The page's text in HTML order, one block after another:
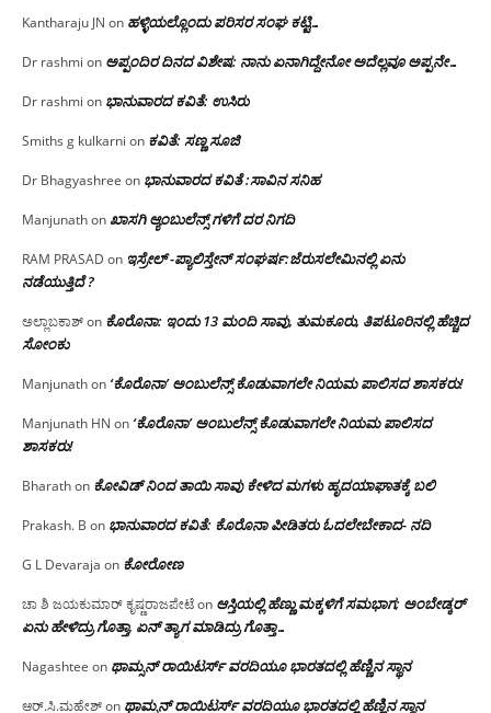
Kantharaju JN on ಹಳ್ಳಿಯಲ್ಲೊಂದು ಪರಿಸರ ಸಂಘ ಕಟ್ಟಿ…
Dr rashmi on ಅಪ್ಪಂದಿರ ದಿನದ ವಿಶೇಷ: ನಾನು ಏನಾಗಿದ್ದೇನೋ‌ ಅದೆಲ್ಲವೂ ಅಪ್ಪನೇ…
Dr rashmi on ಭಾನುವಾರದ ಕವಿತೆ: ಉಸಿರು
Smiths g kulkarni on ಕವಿತೆ: ಸಣ್ಣ ಸೂಜಿ
Dr Bhagyashree on ಭಾನುವಾರದ ಕವಿತೆ :ಸಾವಿನ ಸನಿಹ
Manjunathonಖಾಸಗಿ ಆ್ಯಂಬುಲೆನ್ಸ್ ಗಳಿಗೆ ದರ ನಿಗದಿ
RAM PRASAD on ಇಸ್ರೇಲ್ -ಪ್ಯಾಲಿಸ್ತೇನ್ ಸಂಘರ್ಷ:ಜೆರುಸಲೇಮಿನಲ್ಲಿ ಏನು
ನಡೆಯುತ್ತಿದೆ ?
ಅಲ್ಲಾಬಕಾಶ್on ಕೊರೊನಾ: ಇಂದು 13 ಮಂದಿ ಸಾವು, ತುಮಕೂರು, ತಿಪಟೂರಿನಲ್ಲಿ ಹೆಚ್ಚಿದ
ಸೋಂಕು
Manjunathon ‘ಕೊರೊನಾ’ ಅಂಬುಲೆನ್ಸ್ ಕೊಡುವಾಗಲೇ ನಿಯಮ ಪಾಲಿಸದ ಶಾಸಕರು!
Manjunath HN on ‘ಕೊರೊನಾ’ ಅಂಬುಲೆನ್ಸ್ ಕೊಡುವಾಗಲೇ ನಿಯಮ ಪಾಲಿಸದ
ಶಾಸಕರು!
Bharathon ಕೋವಿಡ್ ನಿಂದ ತಾಯಿ ಸಾವು ಕೇಳಿದ ಮಗಳು ಹೃದಯಾಘಾತಕ್ಕೆ ಬಲಿ
Prakash. B on ಭಾನುವಾರದ ಕವಿತೆ: ಕೊರೊನಾ ಪೀಡಿತರು ಓದಲೇಬೇಕಾದ- ನದಿ
G L Devaraja on ಕೋರೋಣ
ಚಾ ಶಿ ಜಯಕುಮಾರ್ ಕೃಷ್ಣರಾಜಪೇಟೆon ಆಸ್ತಿಯಲ್ಲಿ ಹೆಣ್ಣು ಮಕ್ಕಳಿಗೆ ಸಮಭಾಗ; ಅಂಬೇಡ್ಕರ್
ಏನು ಹೇಳಿದ್ರು ಗೊತ್ತಾ, ಏನ್ ತ್ಯಾಗ ಮಾಡಿದ್ರು ಗೊತ್ತಾ…
Nagashtee on ಥಾಮ್ಸನ್ ರಾಯಿಟರ್ಸ್ ವರದಿಯೂ ಭಾರತದಲ್ಲಿ ಹೆಣ್ಣಿನ ಸ್ಥಾನ‌
ಆರ್.ಸಿ.ಮಹೇಶ್on ಥಾಮ್ಸನ್ ರಾಯಿಟರ್ಸ್ ವರದಿಯೂ ಭಾರತದಲ್ಲಿ ಹೆಣ್ಣಿನ ಸ್ಥಾನ‌